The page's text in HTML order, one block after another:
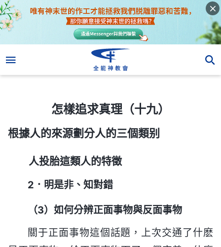
怎樣追求真理（十九）
根據人的來源劃分人的三個類别
人投胎這類人的特徵
2．明是非、知對錯
（3）如何分辨正面事物與反面事物
關于正面事物這個話題，上次交通了什麽